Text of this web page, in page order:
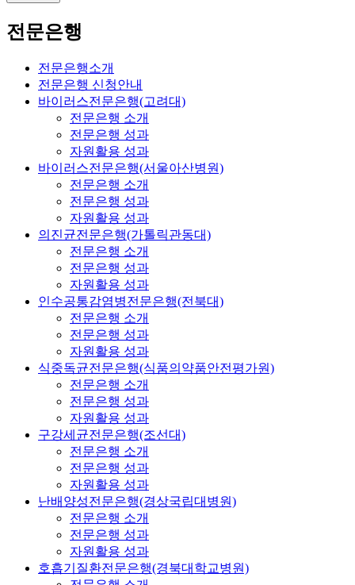
전문은행
전문은행소개
전문은행 신청안내
바이러스전문은행(고려대)
전문은행 소개
전문은행 성과
자원활용 성과
바이러스전문은행(서울아산병원)
전문은행 소개
전문은행 성과
자원활용 성과
의진균전문은행(가톨릭관동대)
전문은행 소개
전문은행 성과
자원활용 성과
인수공통감염병전문은행(전북대)
전문은행 소개
전문은행 성과
자원활용 성과
식중독균전문은행(식품의약품안전평가원)
전문은행 소개
전문은행 성과
자원활용 성과
구강세균전문은행(조선대)
전문은행 소개
전문은행 성과
자원활용 성과
난배양성전문은행(경상국립대병원)
전문은행 소개
전문은행 성과
자원활용 성과
호흡기질환전문은행(경북대학교병원)